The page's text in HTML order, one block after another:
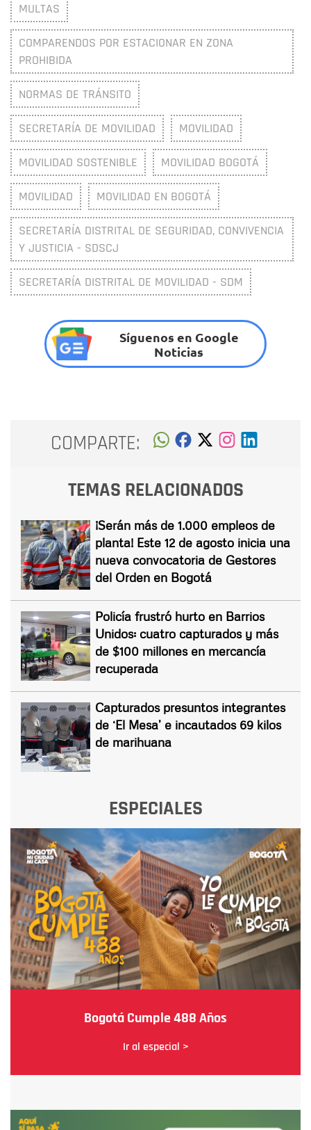
MULTAS
COMPARENDOS POR ESTACIONAR EN ZONA
PROHIBIDA
NORMAS DE TRÁNSITO
SECRETARÍA DE MOVILIDAD MOVILIDAD
MOVILIDAD SOSTENIBLE MOVILIDAD BOGOTÁ
MOVILIDAD MOVILIDAD EN BOGOTÁ
SECRETARÍA DISTRITAL DE SEGURIDAD, CONVIVENCIA
Y JUSTICIA - SDSCJ
SECRETARÍA DISTRITAL DE MOVILIDAD - SDM
Síguenos en Google
Noticias
COMPARTE:
TEMAS RELACIONADOS
¡Serán más de 1.000 empleos de
planta! Este 12 de agosto inicia una
nueva convocatoria de Gestores
del Orden en Bogotá
Policía frustró hurto en Barrios
Unidos: cuatro capturados y más
de $100 millones en mercancía
recuperada
Capturados presuntos integrantes
de ‘El Mesa’ e incautados 69 kilos
de marihuana
ESPECIALES
Bogotá Cumple 488 Años
Ir al especial >